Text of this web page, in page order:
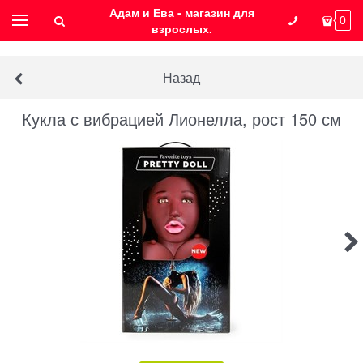
Адам и Ева - магазин для
взрослых.
0
Назад
Кукла с вибрацией Лионелла, рост 150 см